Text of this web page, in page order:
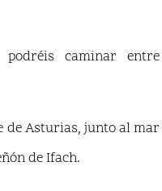
podréis caminar entre
de Asturias, junto al mar
de Ifach.